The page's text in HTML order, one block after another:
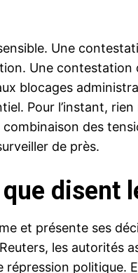
Une
Une
blocages
Pour l’instant,
combinaison des
de près.
disent
et présente ses
les autorités
politique.